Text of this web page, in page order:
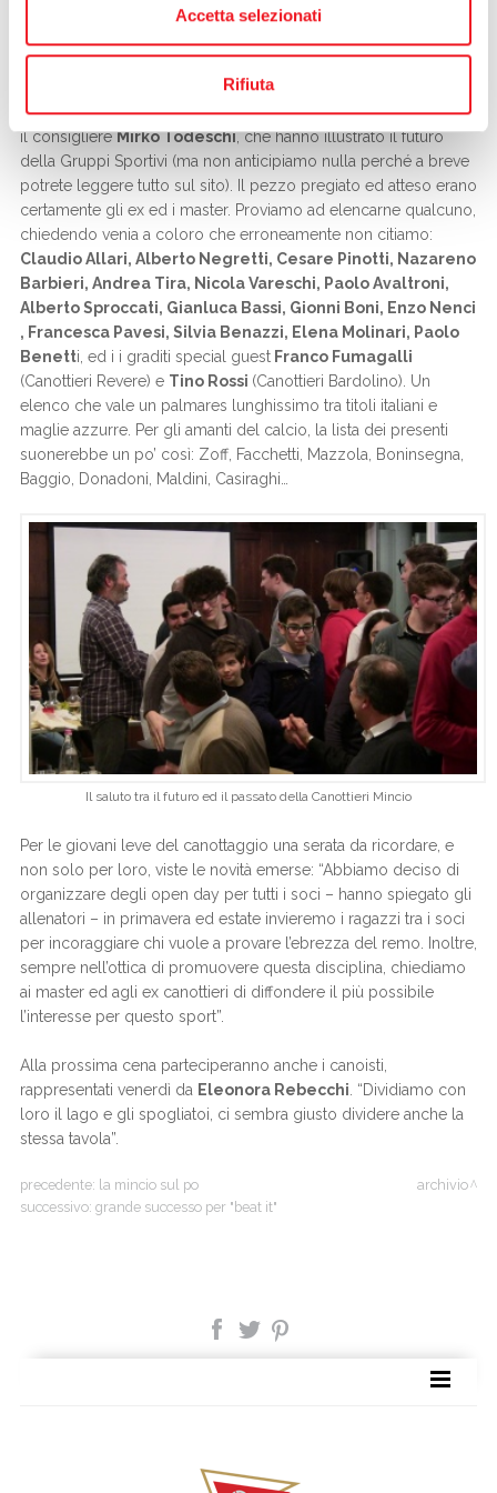
Accetta selezionati
Rifiuta
In tanti coloro che hanno risposto all’invito di
Marco Penna
attestati di grande stima per le mamme, che hanno dato vita ad
una “gara” delle torte. Difficile davvero eleggere la più buona.
A portare il saluto del Cda la vice presidenteChiara Faveried
il consigliereMirko Todeschi, che hanno illustrato il futuro
della Gruppi Sportivi (ma non anticipiamo nulla perché a breve
potrete leggere tutto sul sito). Il pezzo pregiato ed atteso erano
certamente gli ex ed i master. Proviamo ad elencarne qualcuno,
chiedendo venia a coloro che erroneamente non citiamo:
Claudio Allari, Alberto Negretti, Cesare Pinotti, Nazareno
Barbieri, Andrea Tira, Nicola Vareschi, Paolo Avaltroni,
Alberto Sproccati, Gianluca Bassi, Gionni Boni, Enzo Nenci
, Francesca Pavesi, Silvia Benazzi, Elena Molinari, Paolo
Benetti, ed i i graditi special guestFranco Fumagalli
(Canottieri Revere) e Tino Rossi (Canottieri Bardolino). Un
elenco che vale un palmares lunghissimo tra titoli italiani e
maglie azzurre. Per gli amanti del calcio, la lista dei presenti
suonerebbe un po’ così: Zoff, Facchetti, Mazzola, Boninsegna,
Baggio, Donadoni, Maldini, Casiraghi…
Il saluto tra il futuro ed il passato della Canottieri Mincio
Per le giovani leve del canottaggio una serata da ricordare, e
non solo per loro, viste le novità emerse: “Abbiamo deciso di
organizzare degli open day per tutti i soci – hanno spiegato gli
allenatori – in primavera ed estate invieremo i ragazzi tra i soci
per incoraggiare chi vuole a provare l’ebrezza del remo. Inoltre,
sempre nell’ottica di promuovere questa disciplina, chiediamo
ai master ed agli ex canottieri di diffondere il più possibile
l’interesse per questo sport”.
Alla prossima cena parteciperanno anche i canoisti,
rappresentati venerdì da Eleonora Rebecchi . “Dividiamo con
loro il lago e gli spogliatoi, ci sembra giusto dividere anche la
stessa tavola”.
precedente: la mincio sul po
successivo: grande successo per "beat it"
archivio